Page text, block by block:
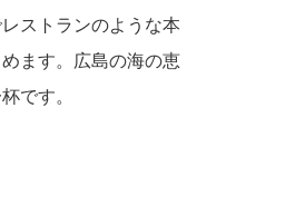
ストランのような本
ます。広島の海の恵
です。